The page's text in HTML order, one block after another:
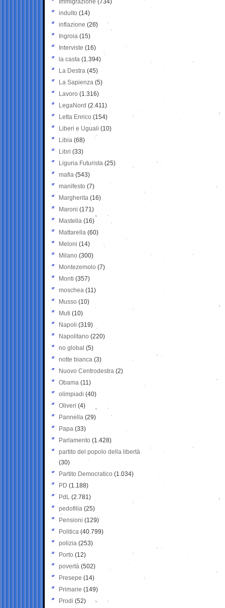
Immigrazione (734)
indulto (14)
inflazione (26)
Ingroia (15)
Interviste (16)
la casta (1.394)
La Destra (45)
La Sapienza (5)
Lavoro (1.316)
LegaNord (2.411)
Letta Enrico (154)
Liberi e Uguali (10)
Libia (68)
Libri (33)
Liguria Futurista (25)
mafia (543)
manifesto (7)
Margherita (16)
Maroni (171)
Mastella (16)
Mattarella (60)
Meloni (14)
Milano (300)
Montezemolo (7)
Monti (357)
moschea (11)
Musso (10)
Muti (10)
Napoli (319)
Napolitano (220)
no global (5)
notte bianca (3)
Nuovo Centrodestra (2)
Obama (11)
olimpiadi (40)
Oliveri (4)
Pannella (29)
Papa (33)
Parlamento (1.428)
partito del popolo della libertà
(30)
Partito Democratico (1.034)
PD (1.188)
PdL (2.781)
pedofilia (25)
Pensioni (129)
Politica (40.799)
polizia (253)
Porto (12)
povertà (502)
Presepe (14)
Primarie (149)
Prodi (52)